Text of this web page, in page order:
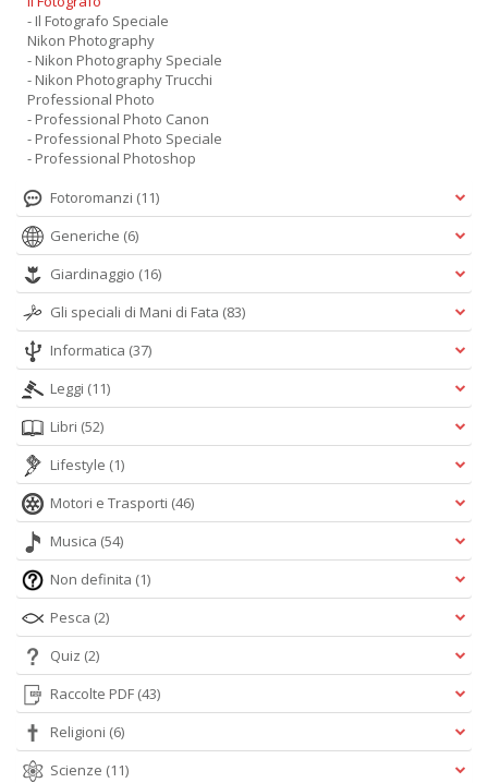
- Il Fotografo Speciale
Nikon Photography
- Nikon Photography Speciale
- Nikon Photography Trucchi
Professional Photo
- Professional Photo Canon
- Professional Photo Speciale
- Professional Photoshop
Fotoromanzi (11)
Generiche (6)
Giardinaggio (16)
Gli speciali di Mani di Fata (83)
Informatica (37)
Leggi (11)
Libri (52)
Lifestyle (1)
Motori e Trasporti (46)
Musica (54)
Non definita (1)
Pesca (2)
Quiz (2)
Raccolte PDF (43)
Religioni (6)
Scienze (11)